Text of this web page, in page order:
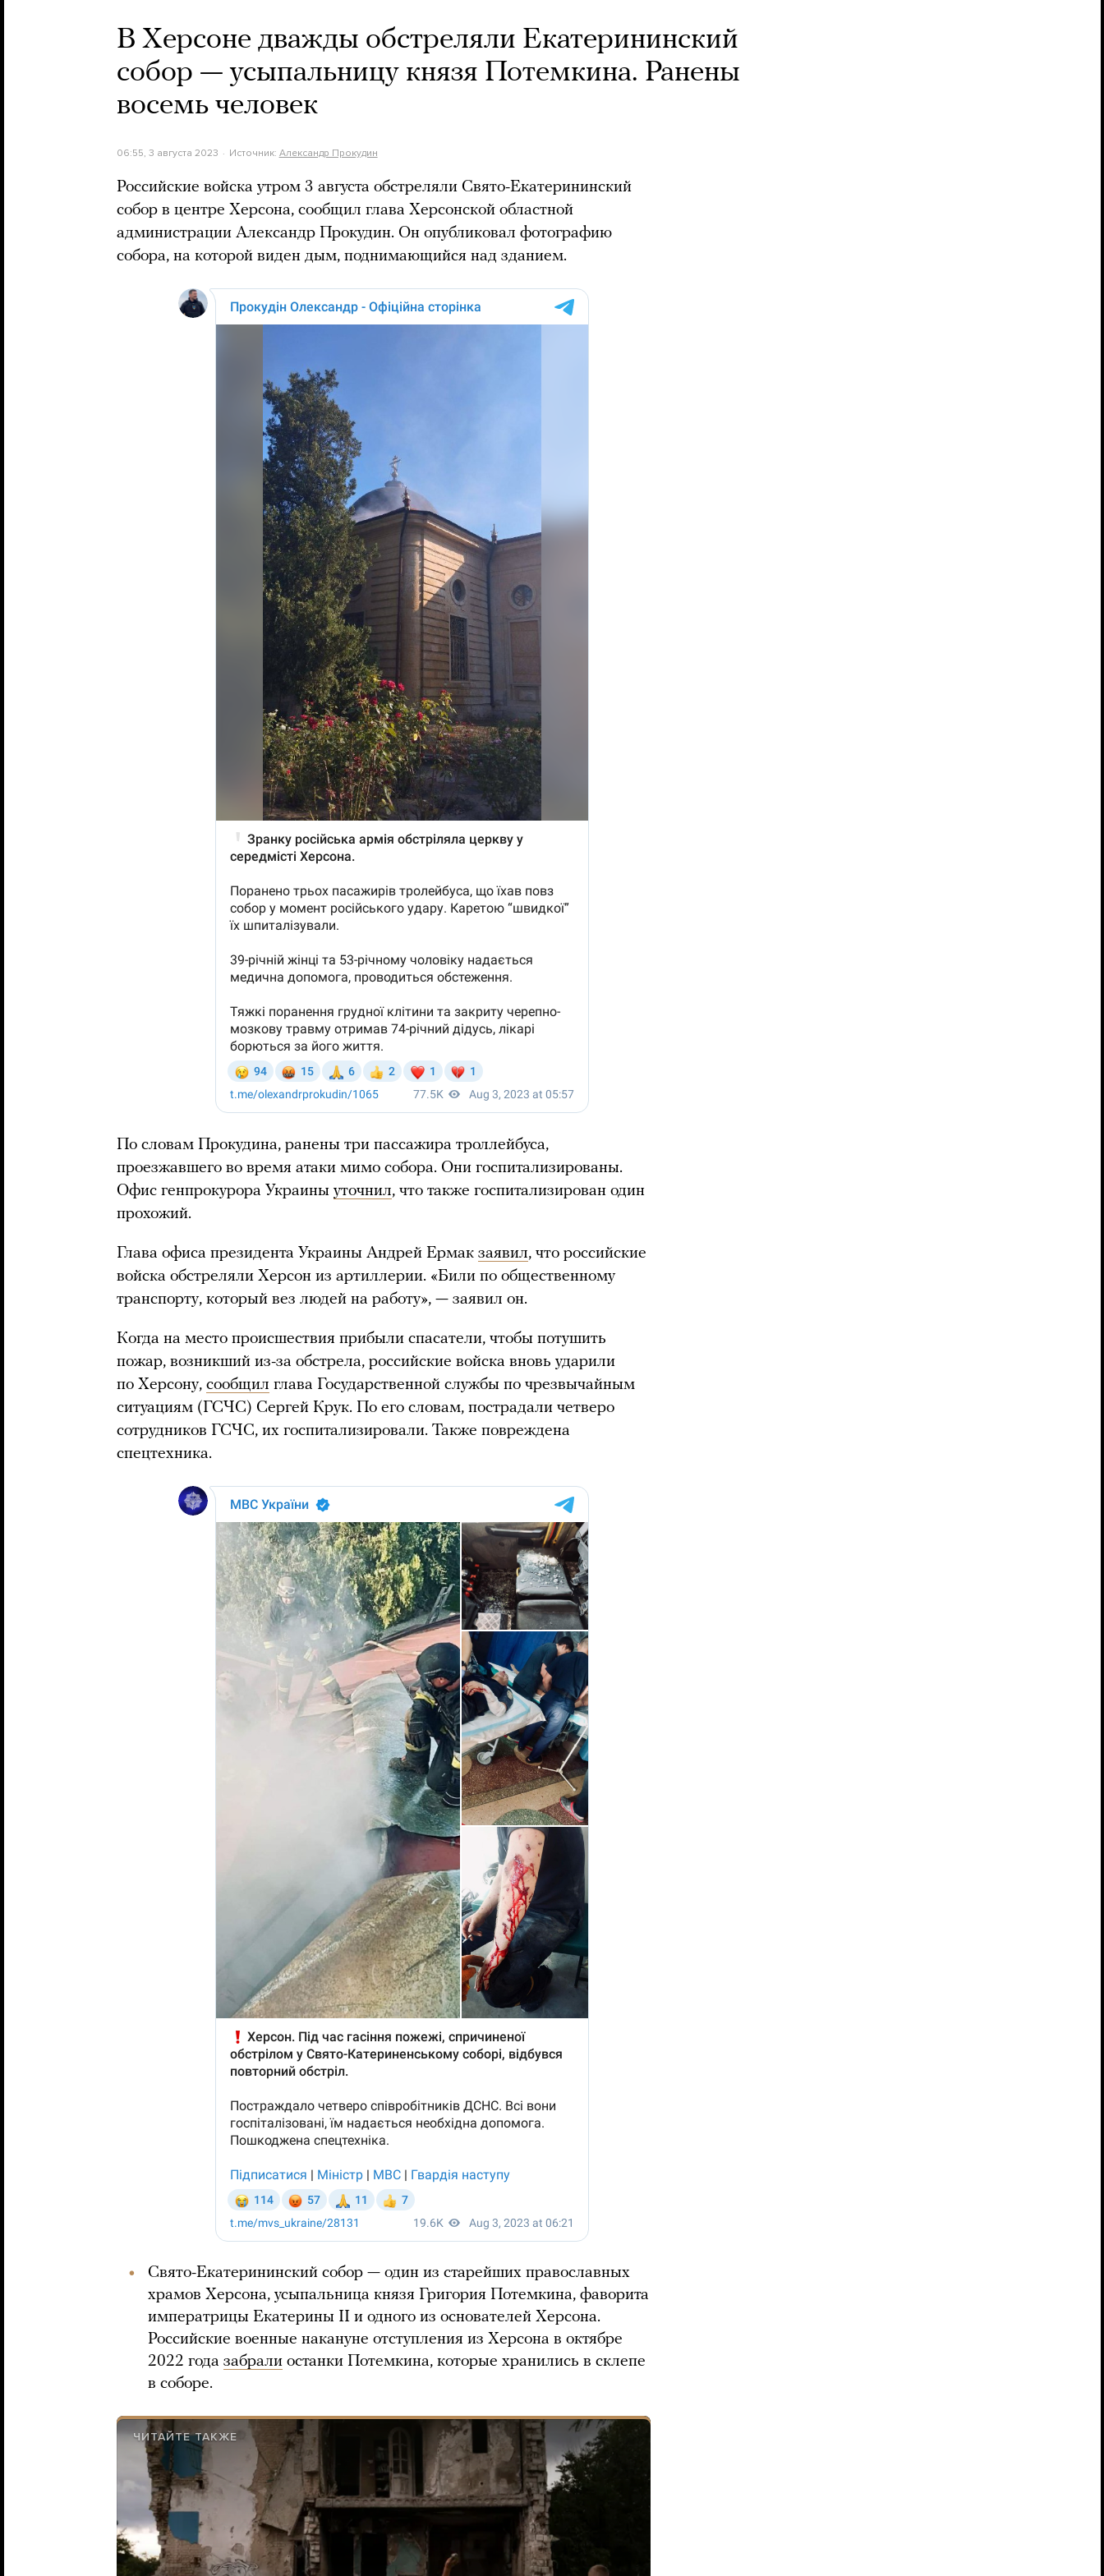
В Херсоне дважды обстреляли Екатерининский
собор — усыпальницу князя Потемкина. Ранены
восемь человек
06:55, 3 августа 2023 Источник: Александр Прокудин
Российские войска утром 3 августа обстреляли Свято-Екатерининский
собор в центре Херсона, сообщил глава Херсонской областной
администрации Александр Прокудин. Он опубликовал фотографию
собора, на которой виден дым, поднимающийся над зданием.
По словам Прокудина, ранены три пассажира троллейбуса,
проезжавшего во время атаки мимо собора. Они госпитализированы.
Офис генпрокурора Украины уточнил, что также госпитализирован один
прохожий.
Глава офиса президента Украины Андрей Ермак заявил, что российские
войска обстреляли Херсон из артиллерии. «Били по общественному
транспорту, который вез людей на работу», — заявил он.
Когда на место происшествия прибыли спасатели, чтобы потушить
пожар, возникший из-за обстрела, российские войска вновь ударили
по Херсону, сообщил глава Государственной службы по чрезвычайным
ситуациям (ГСЧС) Сергей Крук. По его словам, пострадали четверо
сотрудников ГСЧС, их госпитализировали. Также повреждена
спецтехника.
Свято-Екатерининский собор — один из старейших православных
храмов Херсона, усыпальница князя Григория Потемкина, фаворита
императрицы Екатерины II и одного из основателей Херсона.
Российские военные накануне отступления из Херсона в октябре
2022 года забрали останки Потемкина, которые хранились в склепе
в соборе.
ЧИТАЙТЕ ТАКЖЕ